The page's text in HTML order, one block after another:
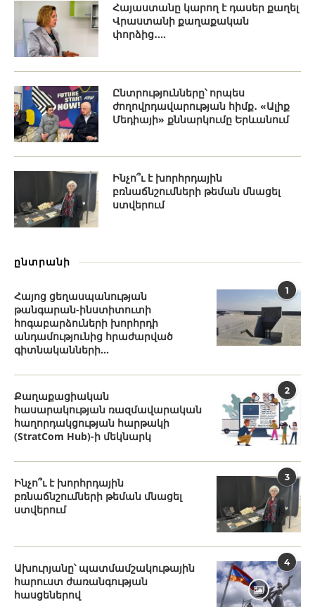
Հայաստանը կարող է դասեր քաղել
Վրաստանի քաղաքական
փորձից․...
Ընտրությունները՝ որպես
ժողովրդավարության հիմք․ «Ալիք
Մեդիայի» քննարկումը Երևանում
Ինչո՞ւ է խորհրդային
բռնաճնշումների թեման մնացել
ստվերում
ընտրանի
1
Հայոց ցեղասպանության
թանգարան-ինստիտուտի
հոգաբարձուների խորհրդի
անդամությունից հրաժարված
գիտնականների...
2
Քաղաքացիական
հասարակության ռազմավարական
հաղորդակցության հարթակի
(StratCom Hub)-ի մեկնարկ
3
Ինչո՞ւ է խորհրդային
բռնաճնշումների թեման մնացել
ստվերում
4
Ախուրյանը՝ պատմամշակութային
հարուստ ժառանգության
հասցեներով